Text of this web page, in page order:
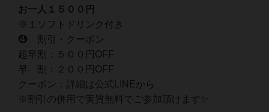
お一人１５ ００円
※１ソフトドリンク付き
❹ 割引・クーポン
超早割：５００円OFF
早 割：２００円OFF
クーポン：詳細は公式LINEから
※割引の併用で実質無料でご参加頂けます✨